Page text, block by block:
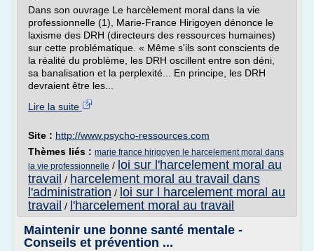
Dans son ouvrage Le harcèlement moral dans la vie
professionnelle (1), Marie-France Hirigoyen dénonce le
laxisme des DRH (directeurs des ressources humaines)
sur cette problématique. « Même s'ils sont conscients de
la réalité du problème, les DRH oscillent entre son déni,
sa banalisation et la perplexité... En principe, les DRH
devraient être les...
Lire la suite
Site : http://www.psycho-ressources.com
Thèmes liés : marie france hirigoyen le harcelement moral dans
la vie professionnelle / loi sur l'harcelement moral au
travail / harcelement moral au travail dans
l'administration / loi sur l harcelement moral au
travail / l'harcelement moral au travail
Maintenir une bonne santé mentale -
Conseils et prévention ...